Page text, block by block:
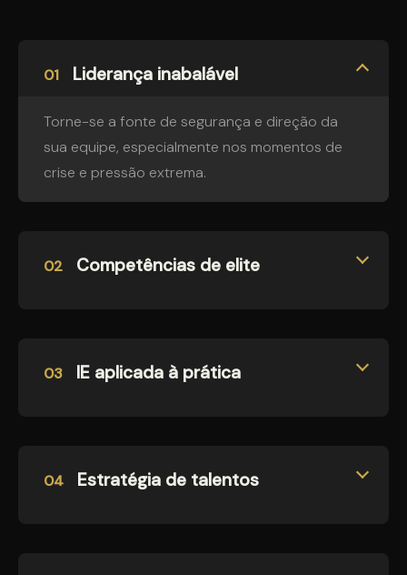
01 Liderança inabalável
Torne-se a fonte de segurança e direção da
sua equipe, especialmente nos momentos de
crise e pressão extrema.
02 Competências de elite
03 lE aplicada à prática
04 Estratégia de talentos